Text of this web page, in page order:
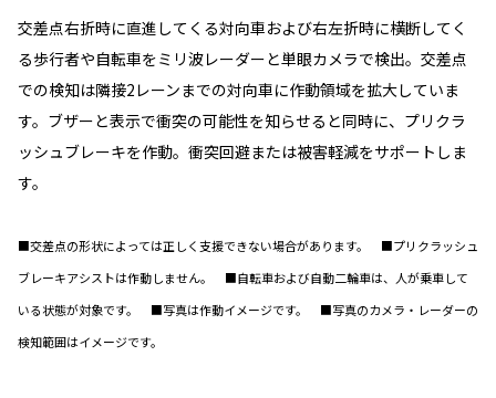
交差点右折時に直進してくる対向車および右左折時に横断してく
る歩行者や自転車をミリ波レーダーと単眼カメラで検出。交差点
での検知は隣接2レーンまでの対向車に作動領域を拡大していま
す。ブザーと表示で衝突の可能性を知らせると同時に、プリクラ
ッシュブレーキを作動。衝突回避または被害軽減をサポートしま
す。
■交差点の形状によっては正しく支援できない場合があります。 ■プリクラッシュ
ブレーキアシストは作動しません。 ■自転車および自動二輪車は、人が乗車して
いる状態が対象です。 ■写真は作動イメージです。 ■写真のカメラ・レーダーの
検知範囲はイメージです。